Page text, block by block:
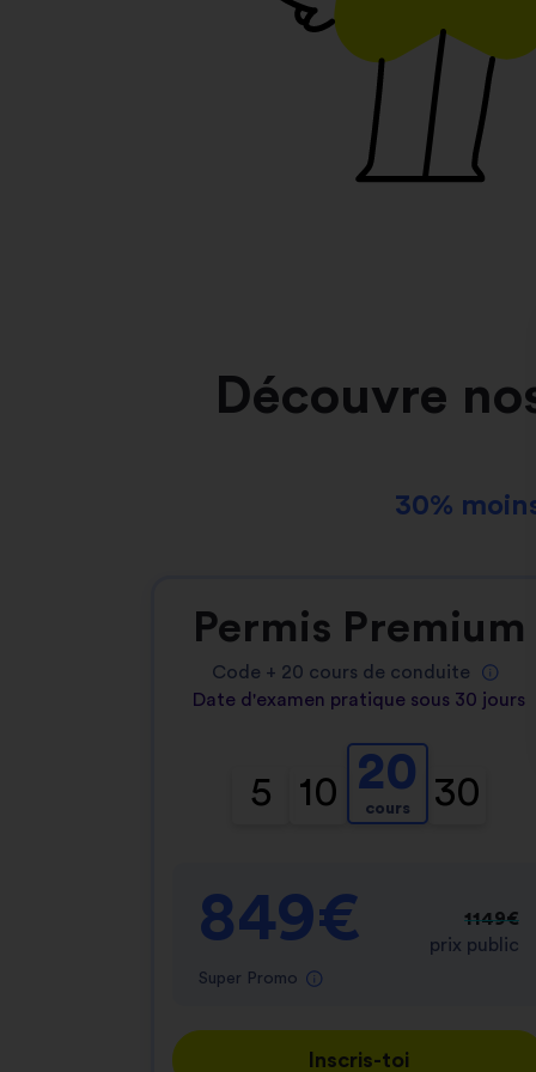
Découvre
30%
Permis Premium
Code + 20 cours de conduite
Date d'examen pratique sous 30 jours
5 10 20
cours 30
849€
Super Promo
1149€
prix public
Inscris-toi